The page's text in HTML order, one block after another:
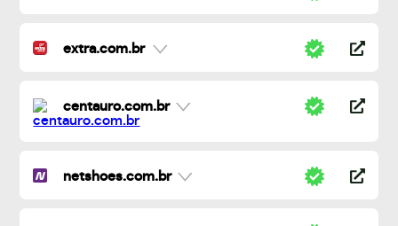
extra.com.br
centauro.com.br
netshoes.com.br